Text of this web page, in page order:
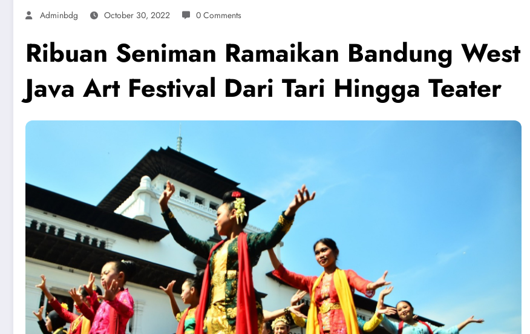
Adminbdg
October 30, 2022 0 Comments
Ribuan Seniman Ramaikan Bandung West
Java Art Festival Dari Tari Hingga Teater